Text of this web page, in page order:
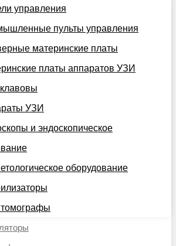
управления
пульты управления
материнские платы
платы аппаратов УЗИ
УЗИ
и эндоскопическое
оборудование